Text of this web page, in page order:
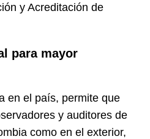
y Acreditación de
para mayor
en el país, permite que
y auditores de
como en el exterior,